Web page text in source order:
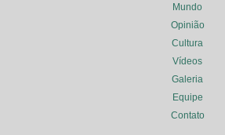
Mundo
Opinião
Cultura
Vídeos
Galeria
Equipe
Contato